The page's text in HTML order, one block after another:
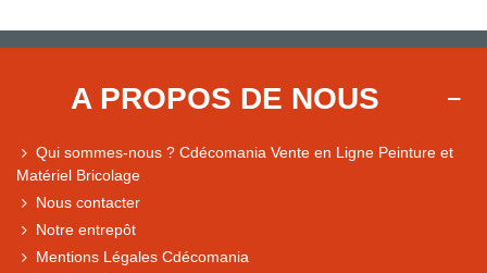
A PROPOS DE NOUS
Qui sommes-nous ? Cdécomania Vente en Ligne Peinture et
Matériel Bricolage
Nous contacter
Notre entrepôt
Mentions Légales Cdécomania